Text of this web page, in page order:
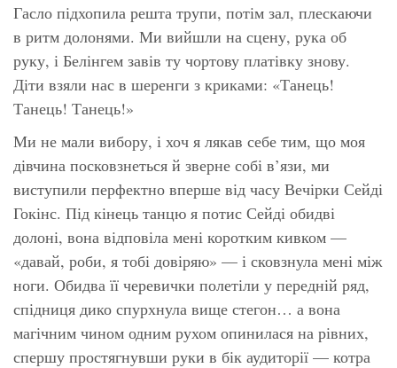
Гасло підхопила решта трупи, потім зал, плескаючи
в ритм долонями. Ми вийшли на сцену, рука об
руку, і Белінгем завів ту чортову платівку знову.
Діти взяли нас в шеренги з криками: «Танець!
Танець! Танець!»
Ми не мали вибору, і хоч я лякав себе тим, що моя
дівчина посковзнеться й зверне собі в’язи, ми
виступили перфектно вперше від часу Вечірки Сейді
Гокінс. Під кінець танцю я потис Сейді обидві
долоні, вона відповіла мені коротким кивком —
«давай, роби, я тобі довіряю» — і сковзнула мені між
ноги. Обидва її черевички полетіли у передній ряд,
спідниця дико спурхнула вище стегон… а вона
магічним чином одним рухом опинилася на рівних,
спершу простягнувши руки в бік аудиторії — котра